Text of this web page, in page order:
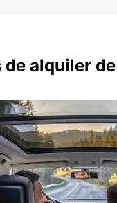
de alquiler